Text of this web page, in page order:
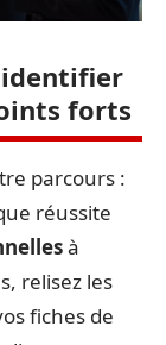
identifier
forts
parcours :
réussite
à
relisez les
fiches de